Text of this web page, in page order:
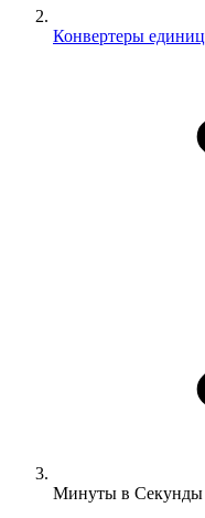
Конвертеры единиц
Минуты в Секунды